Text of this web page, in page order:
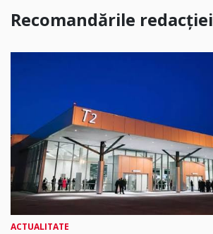
Recomandările redacției
ACTUALITATE